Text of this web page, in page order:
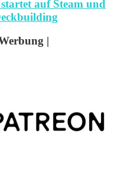
auf Steam und
|